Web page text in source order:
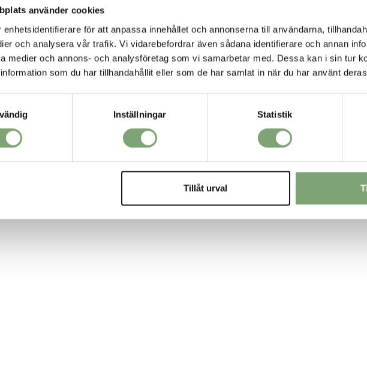
använder cookies
enhetsidentifierare för att anpassa innehållet och annonserna till användarna,
och analysera vår trafik. Vi vidarebefordrar även sådana identifierare och annan
medier och annons- och analysföretag som vi samarbetar med. Dessa kan i sin tur
som du har tillhandahållit eller som de har samlat in när du har använt
Inställningar Statistik
Tillåt urval